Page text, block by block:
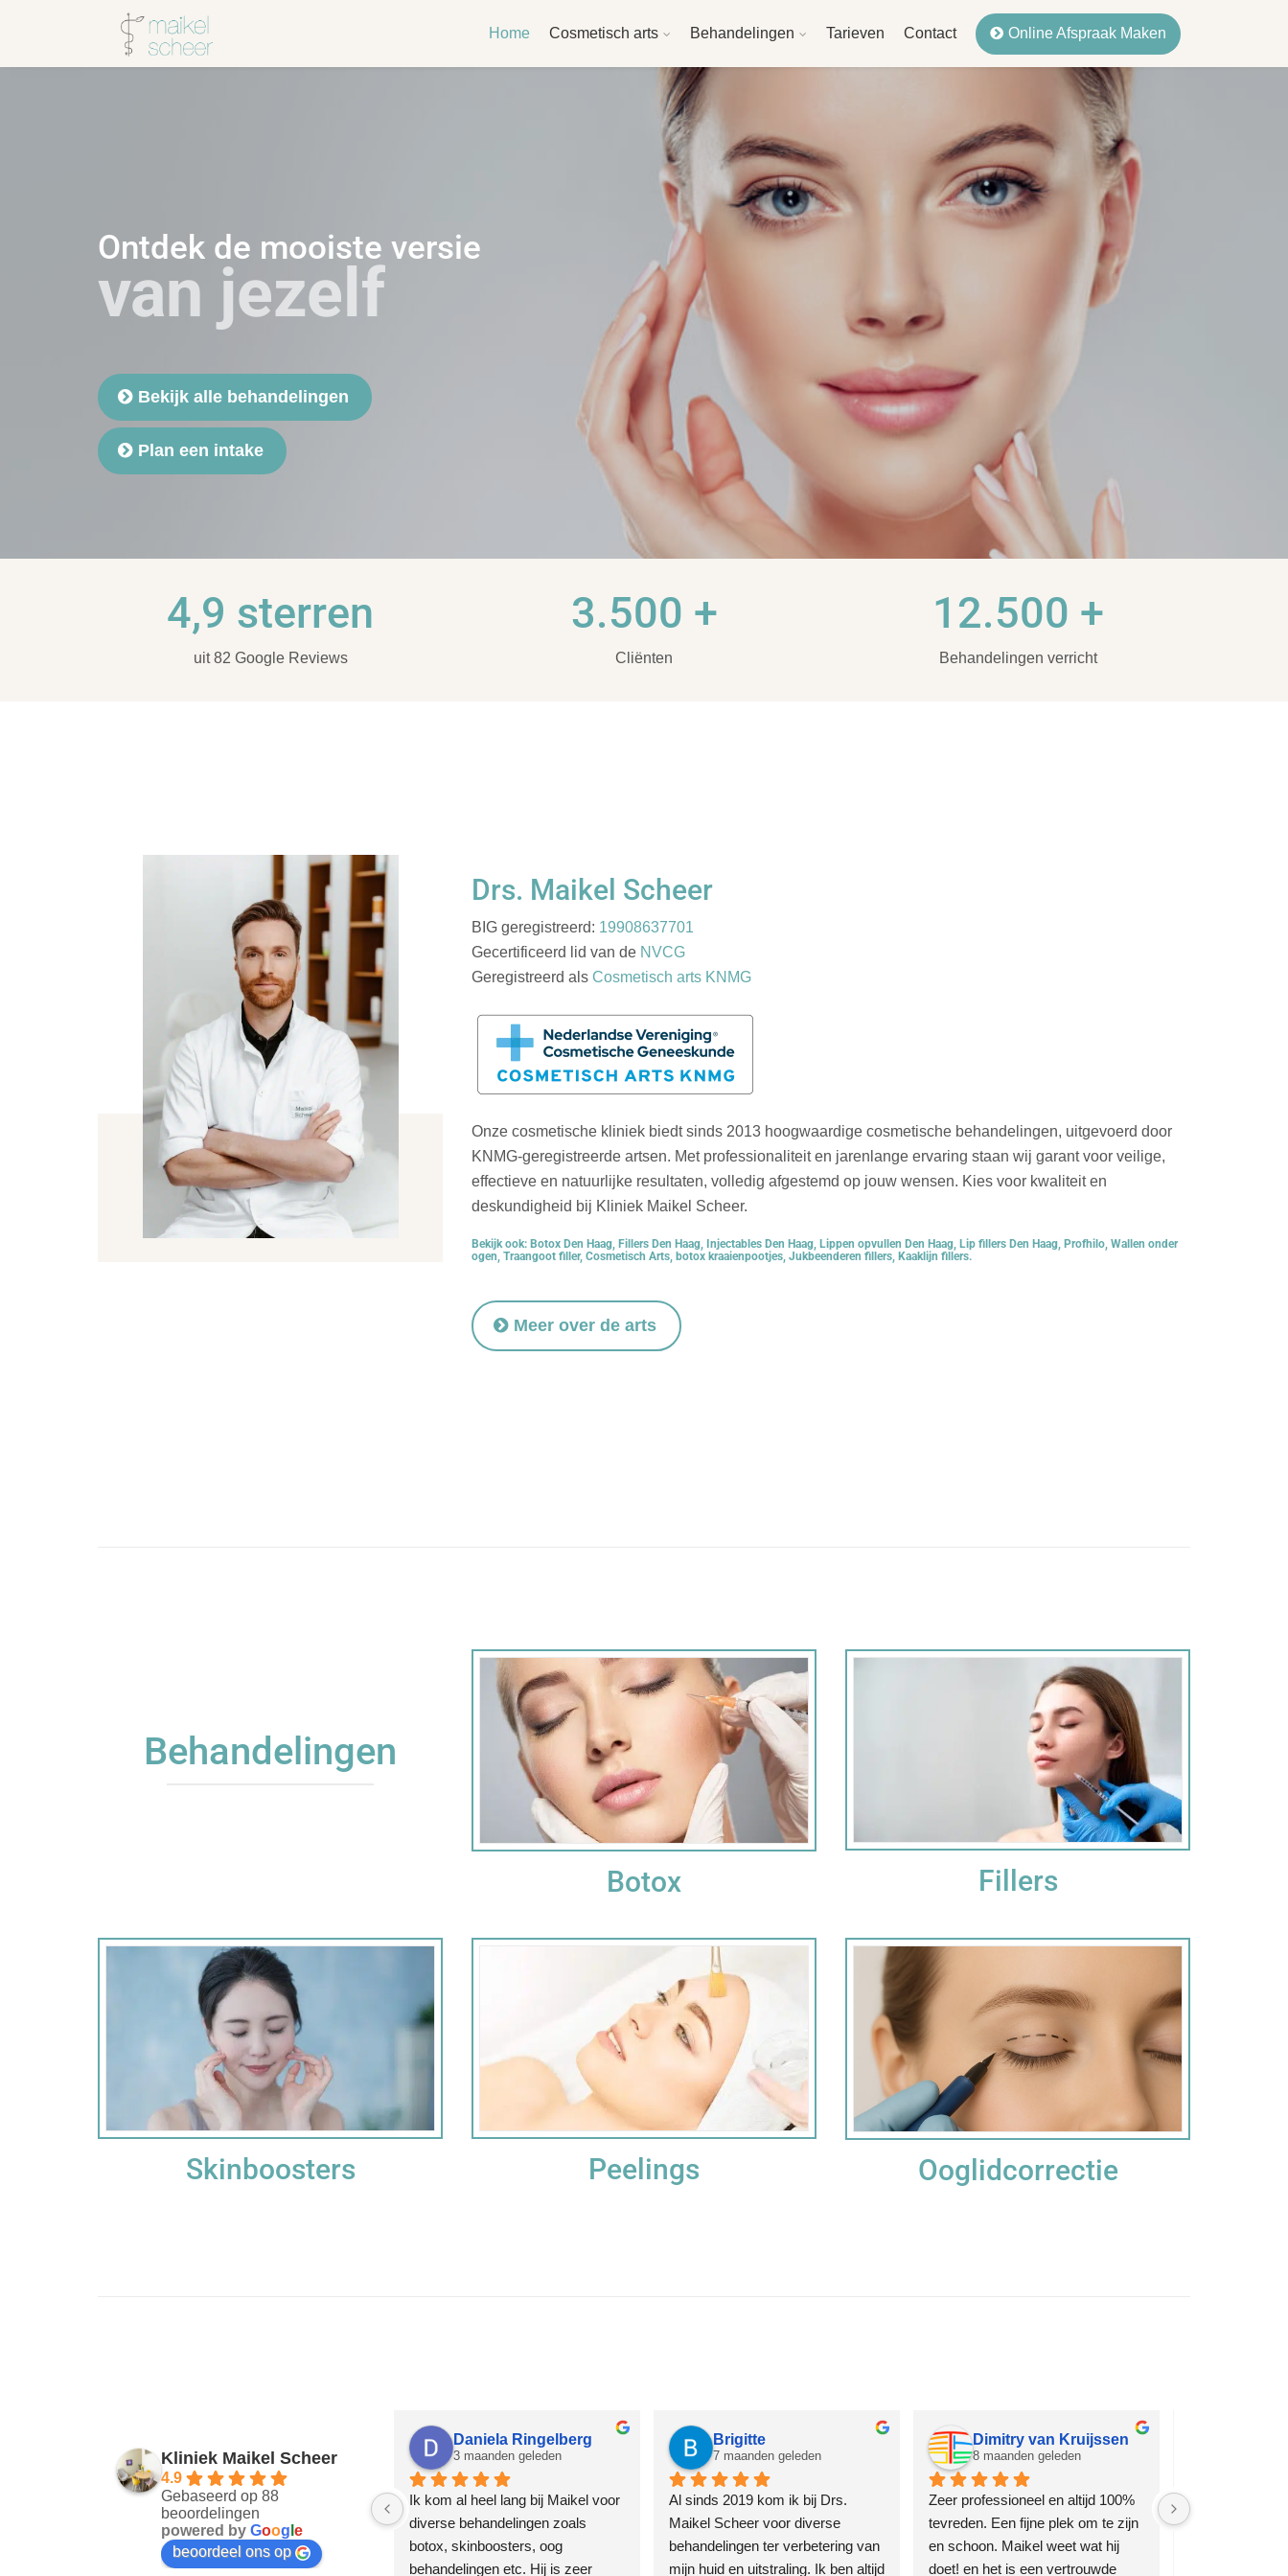
Home Cosmetisch arts Behandelingen Tarieven Contact Online Afspraak Maken
Ontdek de mooiste versie
van jezelf
Bekijk alle behandelingen
Plan een intake
4,9 sterren
uit 82 Google Reviews
3.500 +
Cliënten
12.500 +
Behandelingen verricht
Drs. Maikel Scheer
BIG geregistreerd: 19908637701
Gecertificeerd lid van de NVCG
Geregistreerd als Cosmetisch arts KNMG
Onze cosmetische kliniek biedt sinds 2013 hoogwaardige cosmetische behandelingen, uitgevoerd door
KNMG-geregistreerde artsen. Met professionaliteit en jarenlange ervaring staan wij garant voor veilige,
effectieve en natuurlijke resultaten, volledig afgestemd op jouw wensen. Kies voor kwaliteit en
deskundigheid bij Kliniek Maikel Scheer.
Bekijk ook: Botox Den Haag, Fillers Den Haag, Injectables Den Haag, Lippen opvullen Den Haag, Lip fillers Den Haag, Profhilo, Wallen onder
ogen, Traangoot filler, Cosmetisch Arts, botox kraaienpootjes, Jukbeenderen fillers, Kaaklijn fillers.
Meer over de arts
Behandelingen
Botox Fillers
Skinboosters Peelings Ooglidcorrectie
Kliniek Maikel Scheer
4.9
Gebaseerd op 88
beoordelingen
powered by Goog e
beoordeel ons op
Daniela Ringelberg
3 maanden geleden
Ik kom al heel lang bij Maikel voor
diverse behandelingen zoals
botox, skinboosters, oog
behandelingen etc. Hij is zeer
Brigitte
7 maanden geleden
Al sinds 2019 kom ik bij Drs.
Maikel Scheer voor diverse
behandelingen ter verbetering van
mijn huid en uitstraling. Ik ben altijd
Dimitry van Kruijssen
8 maanden geleden
Zeer professioneel en altijd 100%
tevreden. Een fijne plek om te zijn
en schoon. Maikel weet wat hij
doet! en het is een vertrouwde
Zeer